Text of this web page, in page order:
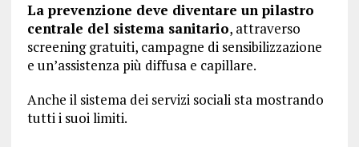
La prevenzione deve diventare un pilastro
centrale del sistema sanitario, attraverso
screening gratuiti, campagne di sensibilizzazione
e un’assistenza più diffusa e capillare.
Anche il sistema dei servizi sociali sta mostrando
tutti i suoi limiti.